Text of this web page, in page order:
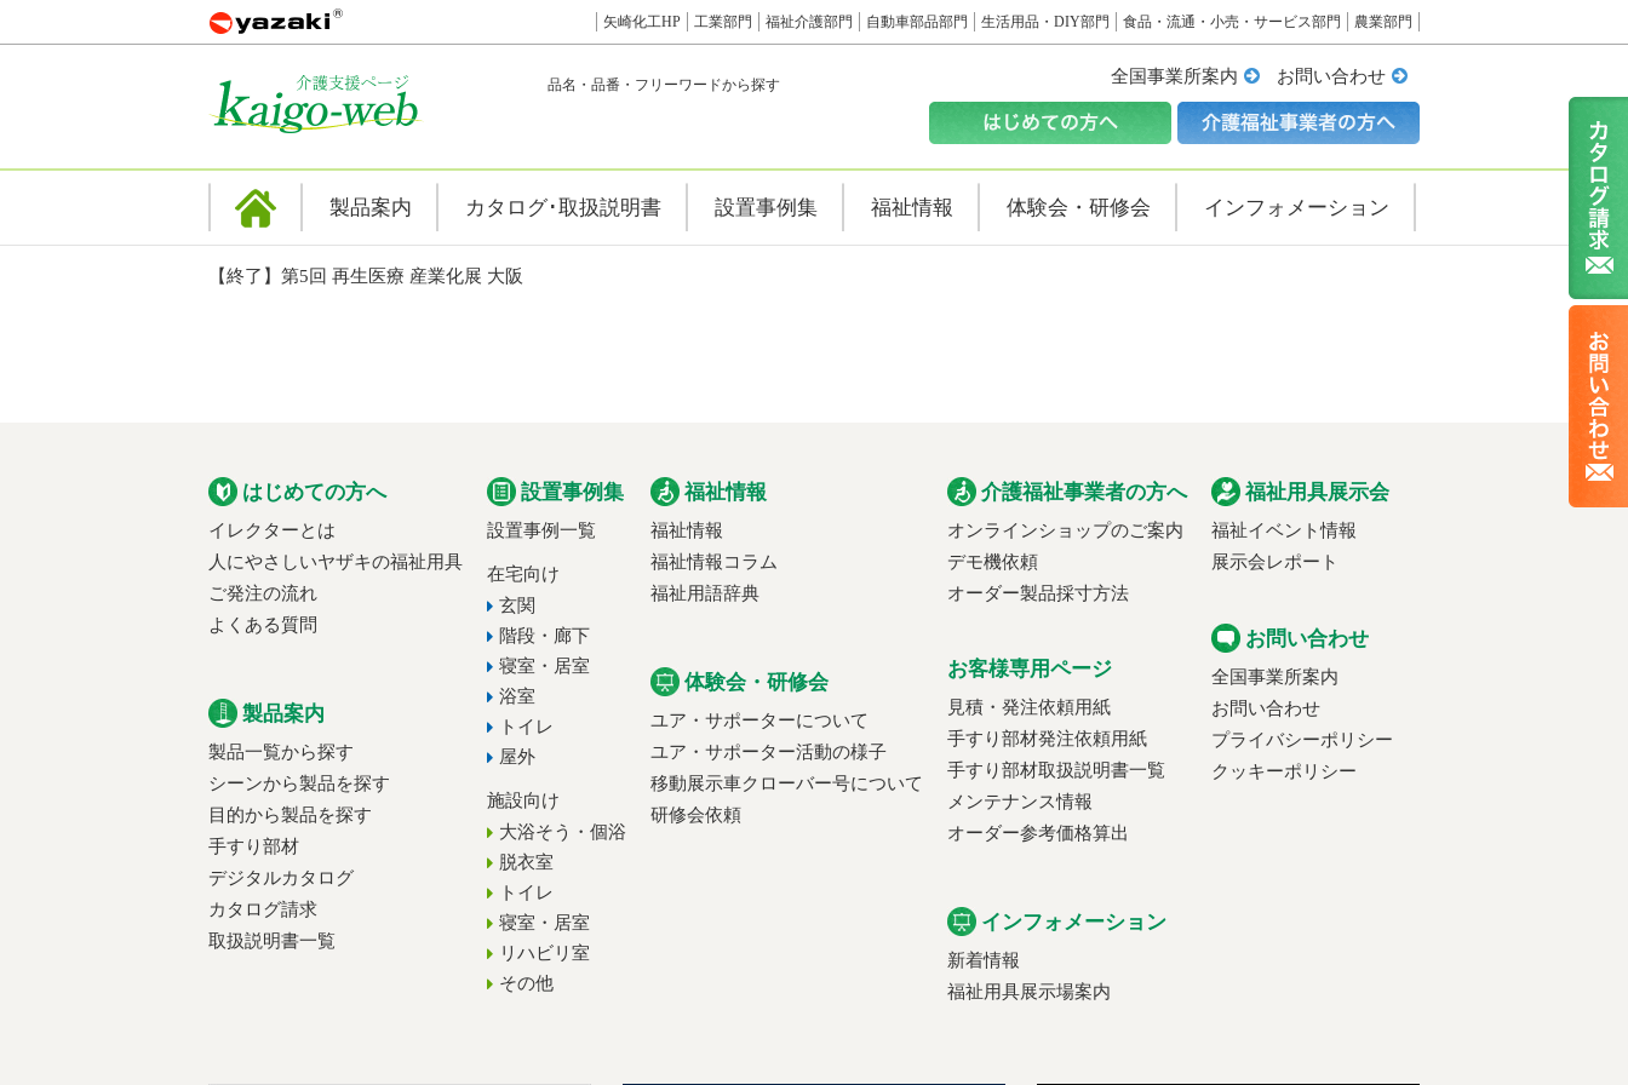
矢崎化工HP 工業部門 福祉介護部門 自動車部品部門 生活用品・DIY部門 食品・流通・小売・サービス部門 農業部門
品名・品番・フリーワードから探す 全国事業所案内 お問い合わせ
製品案内 カタログ･取扱説明書 設置事例集 福祉情報 体験会・研修会 インフォメーション
【終了】第5回 再生医療 産業化展 大阪
はじめての方へ
イレクターとは
人にやさしいヤザキの福祉用具
ご発注の流れ
よくある質問
製品案内
製品一覧から探す
シーンから製品を探す
目的から製品を探す
手すり部材
デジタルカタログ
カタログ請求
取扱説明書一覧
設置事例集
設置事例一覧
在宅向け
玄関
階段・廊下
寝室・居室
浴室
トイレ
屋外
施設向け
大浴そう・個浴
脱衣室
トイレ
寝室・居室
リハビリ室
その他
福祉情報
福祉情報
福祉情報コラム
福祉用語辞典
体験会・研修会
ユア・サポーターについて
ユア・サポーター活動の様子
移動展示車クローバー号について
研修会依頼
介護福祉事業者の方へ
オンラインショップのご案内
デモ機依頼
オーダー製品採寸方法
お客様専用ページ
見積・発注依頼用紙
手すり部材発注依頼用紙
手すり部材取扱説明書一覧
メンテナンス情報
オーダー参考価格算出
インフォメーション
新着情報
福祉用具展示場案内
福祉用具展示会
福祉イベント情報
展示会レポート
お問い合わせ
全国事業所案内
お問い合わせ
プライバシーポリシー
クッキーポリシー